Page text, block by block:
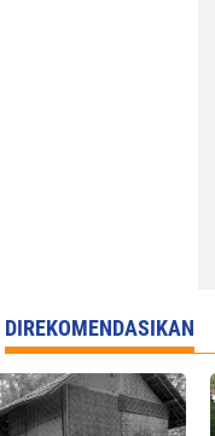
DIREKOMENDASIKAN